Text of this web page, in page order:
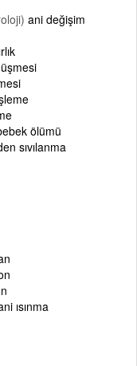
ani değişim
ölümü
sıvılanma
ısınma